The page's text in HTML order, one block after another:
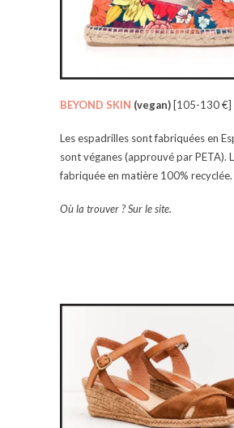
BEYOND SKIN (vegan) [105-130 €]
Les espadrilles sont fabriquées en
sont véganes (approuvé par PETA).
fabriquée en matière 100% recyclée.
Où la trouver ? Sur le site.